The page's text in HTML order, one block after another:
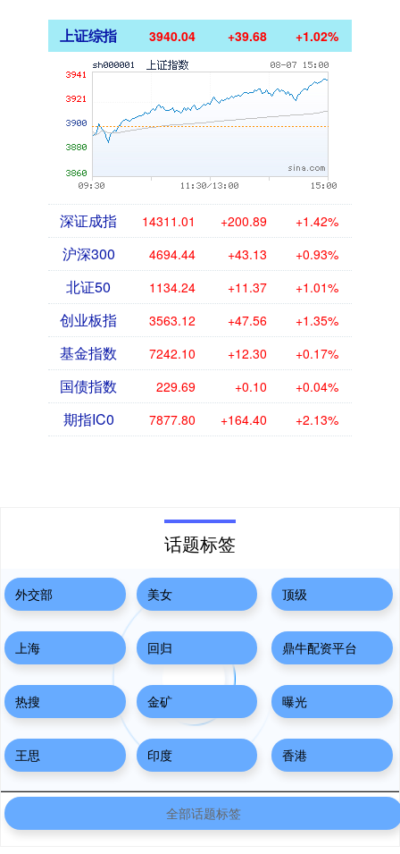
上证综指 3940.04 +39.68 +1.02%
深证成指 14311.01 +200.89 +1.42%
沪深300 4694.44 +43.13 +0.93%
北证50 1134.24 +11.37 +1.01%
创业板指 3563.12 +47.56 +1.35%
基金指数 7242.10 +12.30 +0.17%
国债指数 229.69 +0.10 +0.04%
期指IC0 7877.80 +164.40 +2.13%
话题标签
外交部 美女 顶级
上海 回归 鼎牛配资平台
热搜 金矿 曝光
王思 印度 香港
全部话题标签